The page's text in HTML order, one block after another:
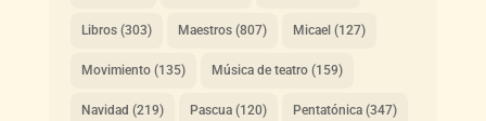
Libros(303) Maestros(807) Micael (127)
Movimiento(135) Música de teatro(159)
Navidad (219) Pascua(120) Pentatónica(347)